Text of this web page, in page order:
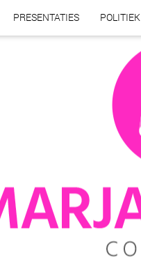
PRESENTATIES POLITIEK